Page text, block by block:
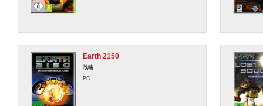
Earth 2150
战略
PC